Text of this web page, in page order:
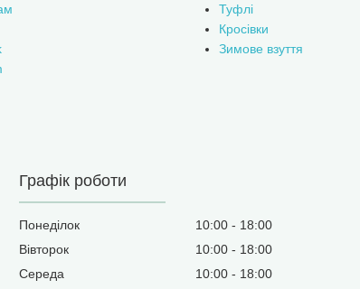
Туфлі
Кросівки
Зимове взуття
Графік роботи
Понеділок 10:00
18:00
Вівторок
10:00
18:00
Середа
10:00
18:00